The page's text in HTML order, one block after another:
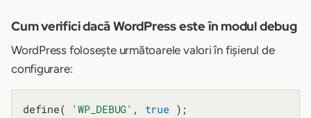
Cum verifici dacă WordPress este în modul debug
WordPress folosește următoarele valori în fișierul de
configurare:
define( 'WP_DEBUG' , true );